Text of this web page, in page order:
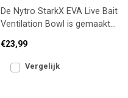
De Nytro StarkX EVA Live Bait
Ventilation Bowl is gemaakt
geperforeerde deksel l
€23,99
Vergelijk